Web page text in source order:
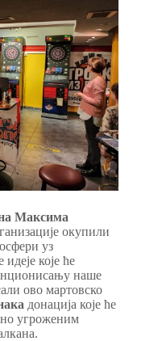
Максима
окупили
уз
које ће
наше
ово мартовско
донација које ће
угроженим